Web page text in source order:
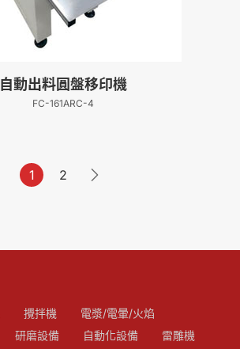
自動出料圓盤移印機
FC-161ARC-4
1 2
攪拌機
電漿/電暈/火焰
研磨設備 自動化設備
雷雕機